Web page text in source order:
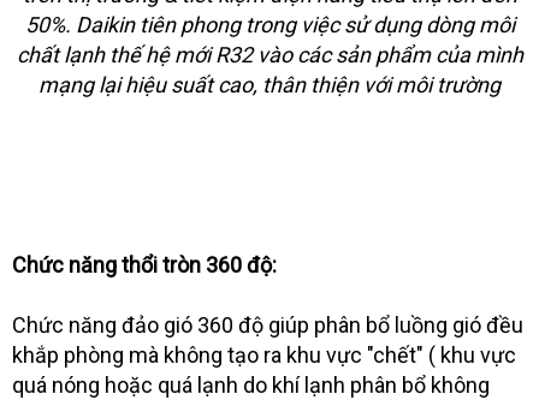
50%. Daikin tiên phong trong việc sử dụng dòng môi
chất lạnh thế hệ mới R32 vào các sản phẩm của mình
mạng lại hiệu suất cao, thân thiện với môi trường
Chức năng thổi tròn 360 độ:
Chức năng đảo gió 360 độ giúp phân bổ luồng gió đều
khắp phòng mà không tạo ra khu vực "chết" ( khu vực
quá nóng hoặc quá lạnh do khí lạnh phân bổ không